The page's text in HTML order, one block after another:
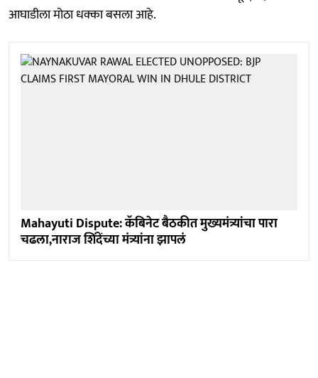
आघाडीला मोठा धक्का बसला आहे.
Mahayuti Dispute: कॅबिनेट बैठकीत मुख्यमंत्र्यांचा पारा
चढला,नाराज शिंदेंच्या मंत्र्यांना झापलं